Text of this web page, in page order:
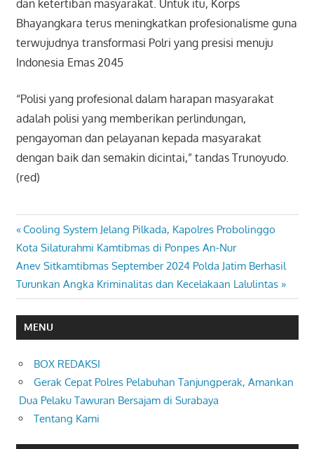
dan ketertiban masyarakat. Untuk itu, Korps
Bhayangkara terus meningkatkan profesionalisme guna
terwujudnya transformasi Polri yang presisi menuju
Indonesia Emas 2045
“Polisi yang profesional dalam harapan masyarakat
adalah polisi yang memberikan perlindungan,
pengayoman dan pelayanan kepada masyarakat
dengan baik dan semakin dicintai,” tandas Trunoyudo.
(red)
Navigasi
pos
Previous
Post:
Cooling System Jelang Pilkada, Kapolres Probolinggo
Kota Silaturahmi Kamtibmas di Ponpes An-Nur
Next
Post:
Anev Sitkamtibmas September 2024 Polda Jatim Berhasil
Turunkan Angka Kriminalitas dan Kecelakaan Lalulintas
MENU
BOX REDAKSI
Gerak Cepat Polres Pelabuhan Tanjungperak, Amankan
Dua Pelaku Tawuran Bersajam di Surabaya
Tentang Kami